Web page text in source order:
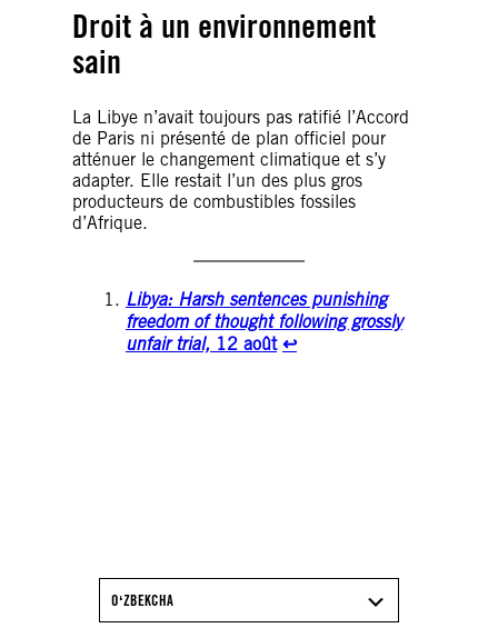
Droit à un environnement
sain
La Libye n’avait toujours pas ratifié l’Accord
de Paris ni présenté de plan officiel pour
atténuer le changement climatique et s’y
adapter. Elle restait l’un des plus gros
producteurs de combustibles fossiles
d’Afrique.
Libya: Harsh sentences punishing
freedom of thought following grossly
unfair trial, 12 août ↩︎
OʻZBEKCHA